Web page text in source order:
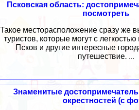
Псковская область:
посмотреть
Такое месторасположение сразу же
туристов, которые могут с
Псков и другие интересные
путешествие. ...
Знаменитые
окрестностей (с